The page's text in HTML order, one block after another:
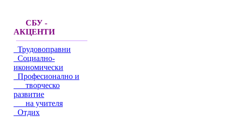
СБУ -
АКЦЕНТИ
Трудовоправни
Социално-
икономически
Професионално и
творческо
развитие
на учителя
Отдих